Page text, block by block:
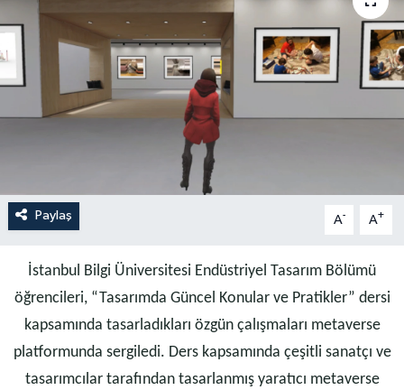
Paylaş A- A+
İstanbul Bilgi Üniversitesi Endüstriyel Tasarım Bölümü
öğrencileri, “Tasarımda Güncel Konular ve Pratikler” dersi
kapsamında tasarladıkları özgün çalışmaları metaverse
platformunda sergiledi. Ders kapsamında çeşitli sanatçı ve
tasarımcılar tarafından tasarlanmış yaratıcı metaverse